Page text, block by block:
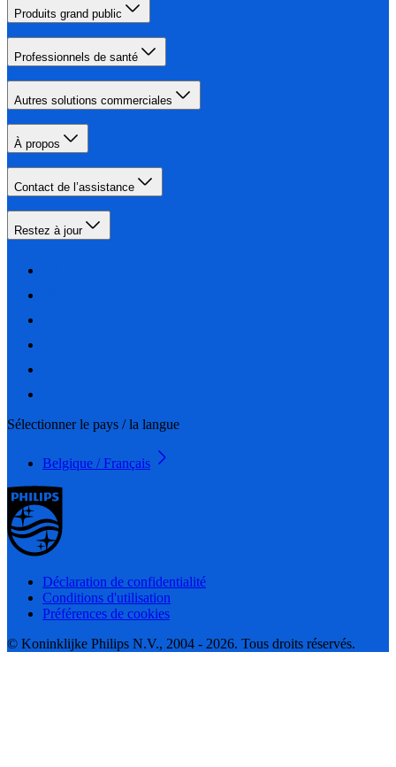
Produits grand public
Professionnels de santé
Autres solutions commerciales
À propos
Contact de l’assistance
Restez à jour
Sélectionner le pays / la langue
Belgique / Français
Déclaration de confidentialité
Conditions d'utilisation
Préférences de cookies
© Koninklijke Philips N.V., 2004 - 2026. Tous droits réservés.